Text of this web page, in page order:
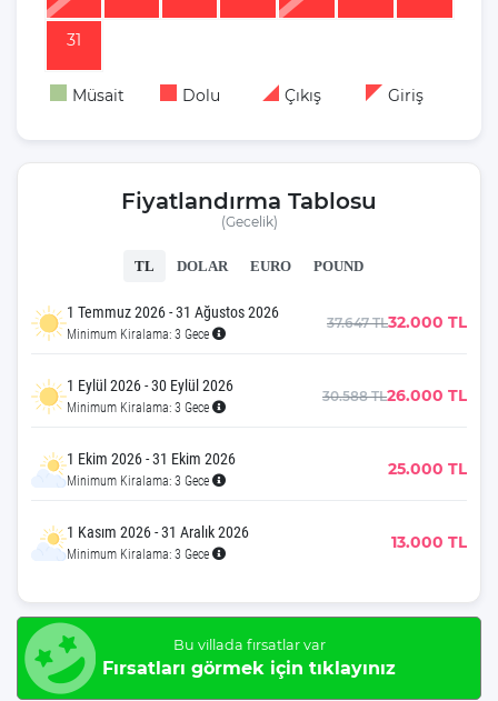
31
Müsait Dolu Çıkış Giriş
Fiyatlandırma Tablosu
(Gecelik)
TL DOLAR EURO POUND
1 Temmuz 2026 - 31 Ağustos 2026
Minimum Kiralama: 3 Gece
37.647 TL32.000 TL
1 Eylül 2026 - 30 Eylül 2026
Minimum Kiralama: 3 Gece
30.588 TL26.000 TL
1 Ekim 2026 - 31 Ekim 2026
Minimum Kiralama: 3 Gece
25.000 TL
1 Kasım 2026 - 31 Aralık 2026
Minimum Kiralama: 3 Gece
13.000 TL
Bu villada fırsatlar var
Fırsatları görmek için tıklayınız